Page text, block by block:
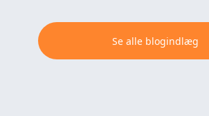
Se alle blogindlæg